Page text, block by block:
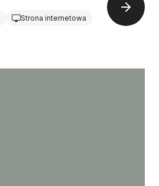
Strona internetowa